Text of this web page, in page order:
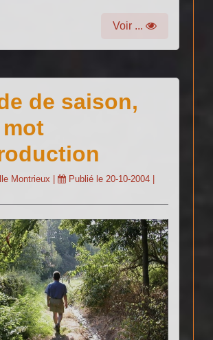
Voir ...
de saison,
Montrieux | Publié le20-10-2004